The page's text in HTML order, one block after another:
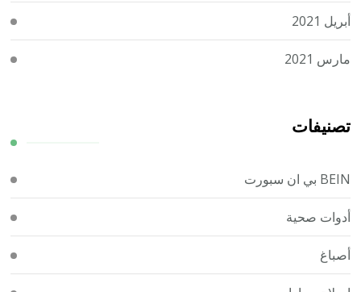
أبريل 2021
مارس 2021
تصنيفات
BEIN بي ان سبورت
أدوات صحية
أصباغ